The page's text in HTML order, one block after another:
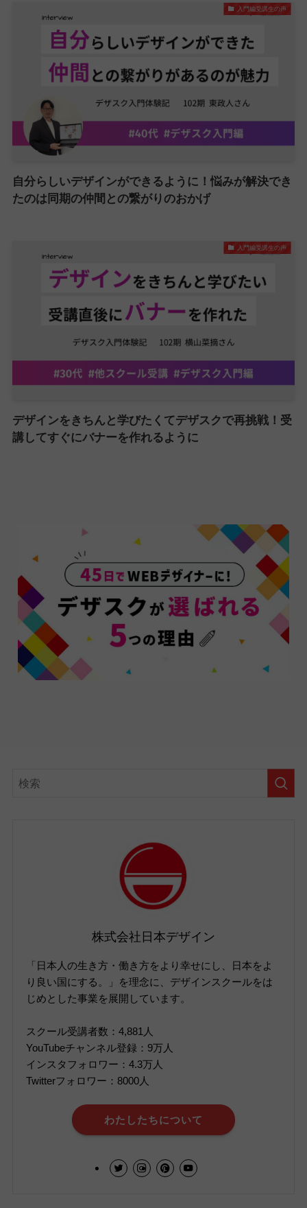
入門編受講生の声
自分らしいデザインができるように！悩みが解決でき
たのは同期の仲間との繋がりのおかげ
入門編受講生の声
デザインをきちんと学びたくてデザスクで再挑戦！受
講してすぐにバナーを作れるように
株式会社日本デザイン
「日本人の生き方・働き方をより幸せにし、日本をよ
り良い国にする。」を理念に、デザインスクールをは
じめとした事業を展開しています。
スクール受講者数：4,881人
YouTubeチャンネル登録：9万人
インスタフォロワー：4.3万人
Twitterフォロワー：8000人
わたしたちについて